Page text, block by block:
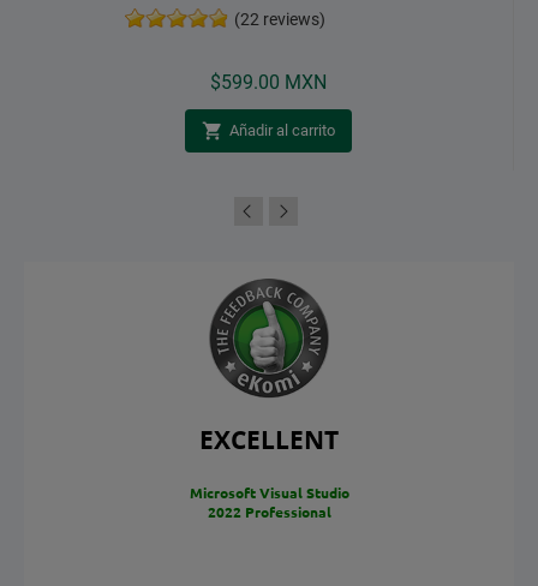
(22 reviews)
$599.00 MXN
 Añadir al carrito
EXCELLENT
Microsoft Visual Studio
2022 Professional